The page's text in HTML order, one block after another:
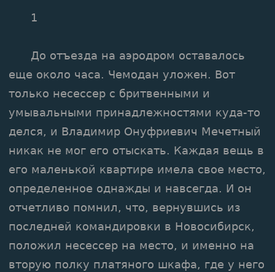
1
До отъезда на аэродром оставалось
еще около часа. Чемодан уложен. Вот
только несессер с бритвенными и
умывальными принадлежностями куда-то
делся, и Владимир Онуфриевич Мечетный
никак не мог его отыскать. Каждая вещь в
его маленькой квартире имела свое место,
определенное однажды и навсегда. И он
отчетливо помнил, что, вернувшись из
последней командировки в Новосибирск,
положил несессер на место, и именно на
вторую полку платяного шкафа, где у него